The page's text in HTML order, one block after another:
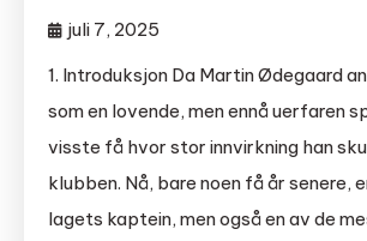
juli 7, 2025
1. Introduksjon Da Martin Ødegaard
som en lovende, men ennå uerfaren
visste få hvor stor innvirkning han
klubben. Nå, bare noen få år senere,
lagets kaptein, men også en av de